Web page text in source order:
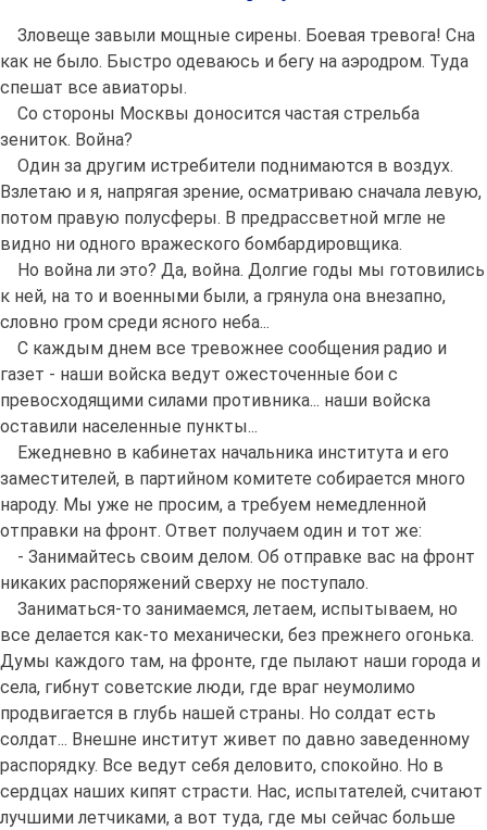
Зловеще завыли мощные сирены. Боевая тревога! Сна
как не было. Быстро одеваюсь и бегу на аэродром. Туда
спешат все авиаторы.
Со стороны Москвы доносится частая стрельба
зениток. Война?
Один за другим истребители поднимаются в воздух.
Взлетаю и я, напрягая зрение, осматриваю сначала левую,
потом правую полусферы. В предрассветной мгле не
видно ни одного вражеского бомбардировщика.
Но война ли это? Да, война. Долгие годы мы готовились
к ней, на то и военными были, а грянула она внезапно,
словно гром среди ясного неба...
С каждым днем все тревожнее сообщения радио и
газет - наши войска ведут ожесточенные бои с
превосходящими силами противника... наши войска
оставили населенные пункты...
Ежедневно в кабинетах начальника института и его
заместителей, в партийном комитете собирается много
народу. Мы уже не просим, а требуем немедленной
отправки на фронт. Ответ получаем один и тот же:
- Занимайтесь своим делом. Об отправке вас на фронт
никаких распоряжений сверху не поступало.
Заниматься-то занимаемся, летаем, испытываем, но
все делается как-то механически, без прежнего огонька.
Думы каждого там, на фронте, где пылают наши города и
села, гибнут советские люди, где враг неумолимо
продвигается в глубь нашей страны. Но солдат есть
солдат... Внешне институт живет по давно заведенному
распорядку. Все ведут себя деловито, спокойно. Но в
сердцах наших кипят страсти. Нас, испытателей, считают
лучшими летчиками, а вот туда, где мы сейчас больше